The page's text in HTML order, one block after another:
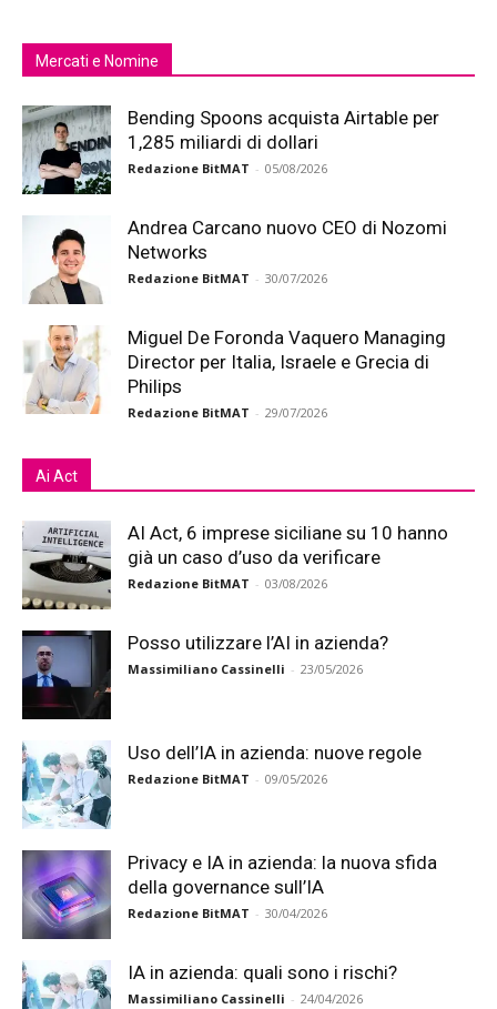
Mercati e Nomine
Bending Spoons acquista Airtable per
1,285 miliardi di dollari
Redazione BitMAT - 05/08/2026
Andrea Carcano nuovo CEO di Nozomi
Networks
Redazione BitMAT - 30/07/2026
Miguel De Foronda Vaquero Managing
Director per Italia, Israele e Grecia di
Philips
Redazione BitMAT - 29/07/2026
Ai Act
AI Act, 6 imprese siciliane su 10 hanno
già un caso d’uso da verificare
Redazione BitMAT - 03/08/2026
Posso utilizzare l’AI in azienda?
Massimiliano Cassinelli - 23/05/2026
Uso dell’IA in azienda: nuove regole
Redazione BitMAT - 09/05/2026
Privacy e IA in azienda: la nuova sfida
della governance sull’IA
Redazione BitMAT - 30/04/2026
IA in azienda: quali sono i rischi?
Massimiliano Cassinelli - 24/04/2026